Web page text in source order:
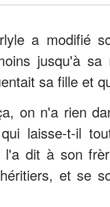
a modifié
jusqu'à
sa fille et
on n'a rien
laisse-t-il
l'a dit à son
et se